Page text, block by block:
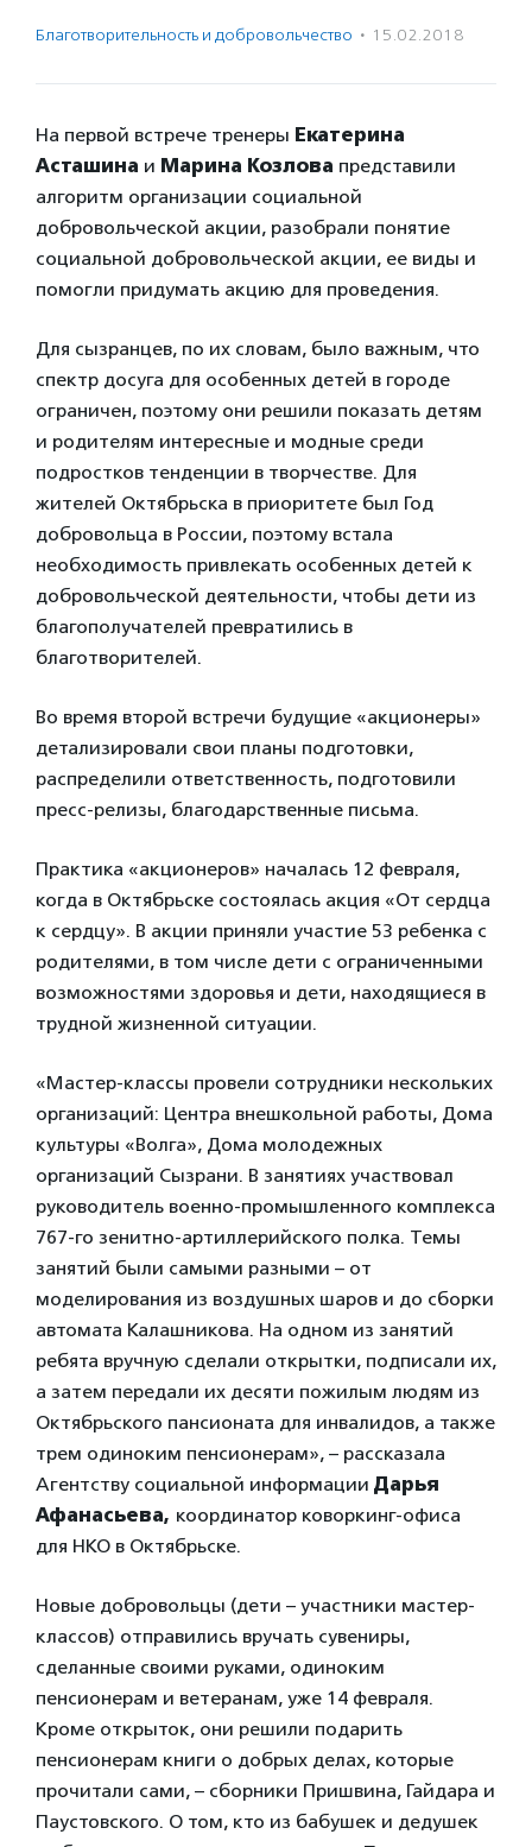
Благотвори­тель­ность и доброволь­чест­во · 15.02.2018
На первой встрече тренеры Екатерина
Асташина и Марина Козлова представили
алгоритм организации социальной
добровольческой акции, разобрали понятие
социальной добровольческой акции, ее виды и
помогли придумать акцию для проведения.
Для сызранцев, по их словам, было важным, что
спектр досуга для особенных детей в городе
ограничен, поэтому они решили показать детям
и родителям интересные и модные среди
подростков тенденции в творчестве. Для
жителей Октябрьска в приоритете был Год
добровольца в России, поэтому встала
необходимость привлекать особенных детей к
добровольческой деятельности, чтобы дети из
благополучателей превратились в
благотворителей.
Во время второй встречи будущие «акционеры»
детализировали свои планы подготовки,
распределили ответственность, подготовили
пресс-релизы, благодарственные письма.
Практика «акционеров» началась 12 февраля,
когда в Октябрьске состоялась акция «От сердца
к сердцу». В акции приняли участие 53 ребенка с
родителями, в том числе дети с ограниченными
возможностями здоровья и дети, находящиеся в
трудной жизненной ситуации.
«Мастер-классы провели сотрудники нескольких
организаций: Центра внешкольной работы, Дома
культуры «Волга», Дома молодежных
организаций Сызрани. В занятиях участвовал
руководитель военно-промышленного комплекса
767-го зенитно-артиллерийского полка. Темы
занятий были самыми разными – от
моделирования из воздушных шаров и до сборки
автомата Калашникова. На одном из занятий
ребята вручную сделали открытки, подписали их,
а затем передали их десяти пожилым людям из
Октябрьского пансионата для инвалидов, а также
трем одиноким пенсионерам», – рассказала
Агентству социальной информации Дарья
Афанасьева, координатор коворкинг-офиса
для НКО в Октябрьске.
Новые добровольцы (дети – участники мастер-
классов) отправились вручать сувениры,
сделанные своими руками, одиноким
пенсионерам и ветеранам, уже 14 февраля.
Кроме открыток, они решили подарить
пенсионерам книги о добрых делах, которые
прочитали сами, – сборники Пришвина, Гайдара и
Паустовского. О том, кто из бабушек и дедушек